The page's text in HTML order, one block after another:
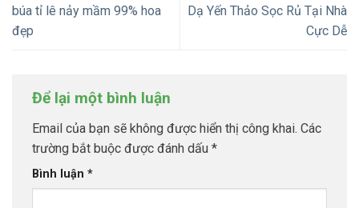
búa tỉ lê nảy mầm 99% hoa
đẹp
Dạ Yến Thảo Sọc Rủ Tại Nhà
Cực Dễ
Để lại một bình luận
Email của bạn sẽ không được hiển thị công khai. Các
trường bắt buộc được đánh dấu *
Bình luận *